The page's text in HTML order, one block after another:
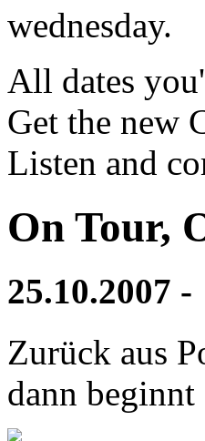
wednesday.
All dates
Get the new
Listen and
On Tour,
25.10.2007 -
Zurück aus
dann